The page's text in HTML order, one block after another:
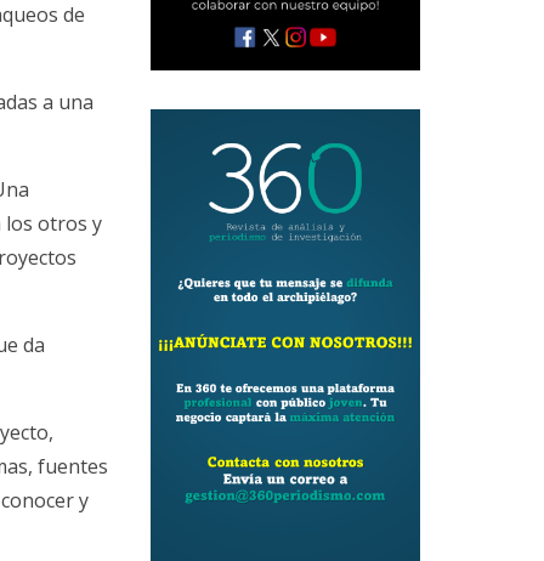
de
a una
los otros y
da
fuentes
y